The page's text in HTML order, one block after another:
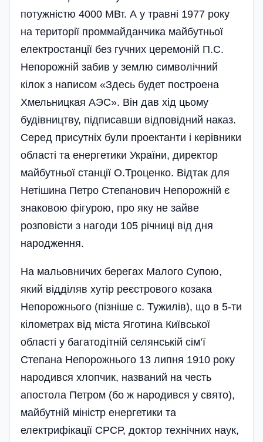
потужністю 4000 МВт. А у травні 1977 року
на території проммайданчика майбутньої
електростанції без гучних­ церемоній П.С.
Непорожній забив у землю символічний
кілок з написом «Здесь будет построена
Хме­ль­ни­ц­кая АЭС». Він дав хід цьому
будівництву, підписавши відпо­відний наказ.
Серед­ присутніх були проектанти і керів­ники
області та енергетики України, директор
майбутньої станції О.Троценко. Відтак для
Неті­ши­на Петро Степанович Непорожній є
знаковою фігурою, про яку не зайве
розповісти з нагоди 105 річниці від дня
наро­дження.
На мальовничих берегах Малого Супою,
який від­діляв хутір реєстрового козака
Непорожнього (піз­ні­ше с. Тужилів), що в 5-ти
кілометрах від міста Яготина Київської
області у багатодітній селян­ській сім’ї
Степана Непорожнього 13 липня 1910 року
народився хлопчик, названий на честь
апостола Петром (бо ж народився у свято),
майбутній міністр енергетики та
електрифікації СРСР, доктор технічних наук,